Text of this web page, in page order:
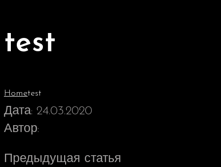
test
Hometest
Дата: 24.03.2020
Автор:
Предыдущая статья